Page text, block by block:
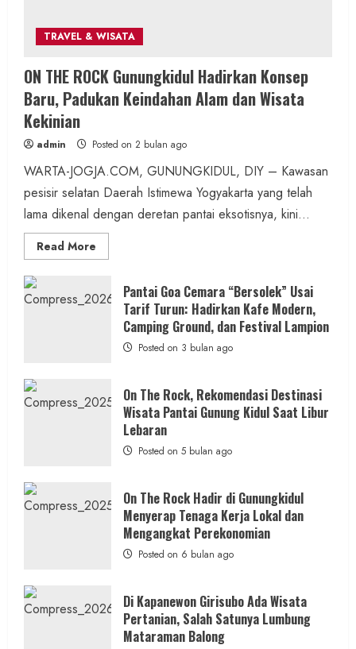
Berita Jateng
Kebakaran Hanguskan Kantin dan Gudang
SD Negeri 1 Jerukan, Polsek Juwangi
Lakukan Olah TKP
admin Posted on 9 jam ago
Lomba Pengagungan Kalurahan Balong:
Merayakan HUT ke-81 RI untuk
Memperkokoh Persatuan dan Nasionalisme
WARTA YOGYAKARTA
Gubernur DIY Lantik Sembilan Pejabat
Tinggi, Aris Prasena Jabat Kadis PUPESDM
Posted on 12 jam ago
TRAVEL & WISATA
ON THE ROCK Gunungkidul Hadirkan Konsep
Baru, Padukan Keindahan Alam dan Wisata
Kekinian
admin Posted on 2 bulan ago
WARTA-JOGJA.COM, GUNUNGKIDUL, DIY – Kawasan
pesisir selatan Daerah Istimewa Yogyakarta yang telah
lama dikenal dengan deretan pantai eksotisnya, kini...
Read More
more
ROCK
Gunungkidul
Hadirkan
Konsep
Baru,
Padukan
Wisata
Kekinian
Pantai Goa Cemara “Bersolek” Usai
Tarif Turun: Hadirkan Kafe Modern,
Camping Ground, dan Festival Lampion
Posted on 3 bulan ago
On The Rock, Rekomendasi Destinasi
Wisata Pantai Gunung Kidul Saat Libur
Lebaran
Posted on 5 bulan ago
On The Rock Hadir di Gunungkidul
Menyerap Tenaga Kerja Lokal dan
Mengangkat Perekonomian
Posted on 6 bulan ago
Di Kapanewon Girisubo Ada Wisata
Pertanian, Salah Satunya Lumbung
Mataraman Balong